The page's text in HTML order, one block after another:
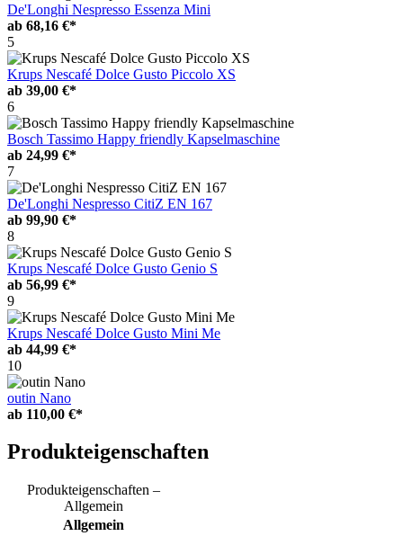
De'Longhi Nespresso Essenza Mini
ab 68,16 €*
5
Krups Nescafé Dolce Gusto Piccolo XS
ab 39,00 €*
6
Bosch Tassimo Happy friendly Kapselmaschine
ab 24,99 €*
7
De'Longhi Nespresso CitiZ EN 167
ab 99,90 €*
8
Krups Nescafé Dolce Gusto Genio S
ab 56,99 €*
9
Krups Nescafé Dolce Gusto Mini Me
ab 44,99 €*
10
outin Nano
ab 110,00 €*
Produkteigenschaften
Produkteigenschaften –
Allgemein
Allgemein